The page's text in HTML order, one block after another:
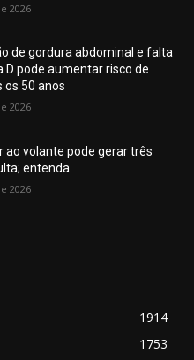
2026
de gordura abdominal e falta
D pode aumentar risco de
os 50 anos
2026
ao volante pode gerar três
entenda
2026
1914
1753